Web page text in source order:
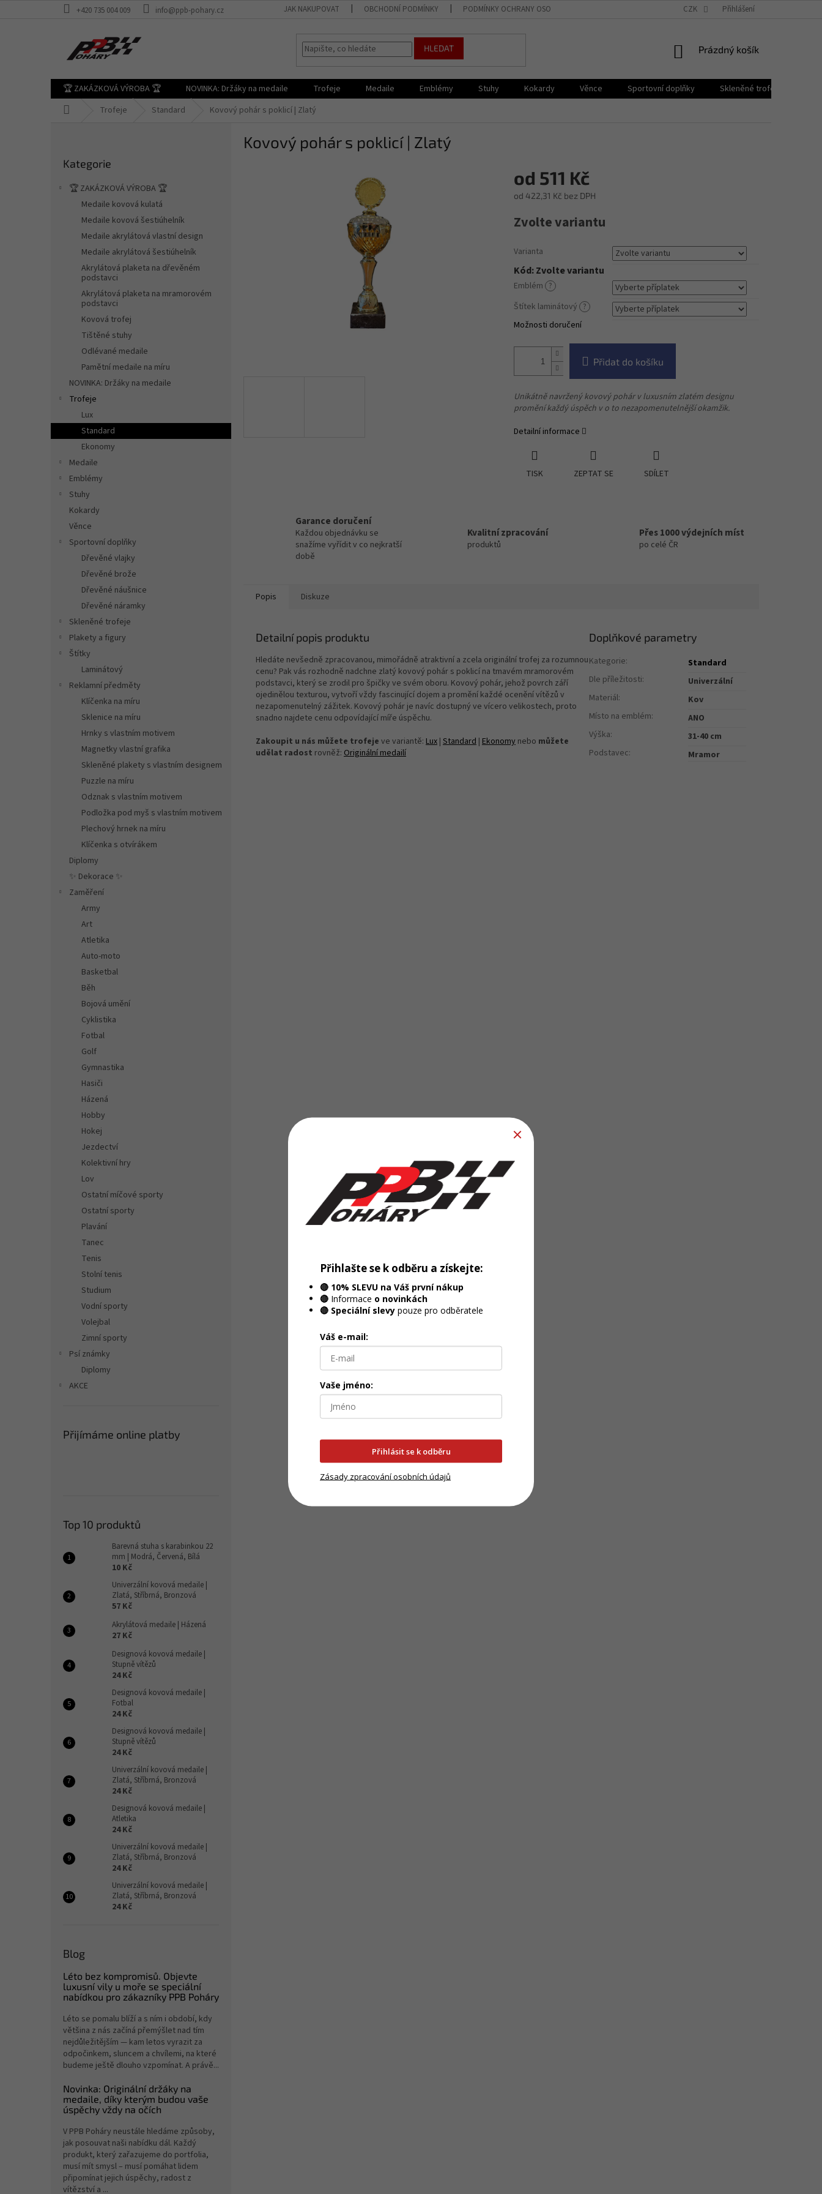
+420 735 004 009 info@ppb-pohary.cz JAK NAKUPOVAT OBCHODNÍ PODMÍNKY PODMÍNKY OCHRANY OSOBNÍCH ÚDAJŮ PROČ PPB POHÁRY?
CZK Přihlášení
HLEDAT
NÁKUPNÍ
Prázdný košík
🏆 ZAKÁZKOVÁ VÝROBA 🏆 NOVINKA: Držáky na medaile Trofeje Medaile Emblémy Stuhy Kokardy Věnce Sportovní doplňky Skleněné trofeje
Trofeje Standard Kovový pohár s poklicí | Zlatý
kategorie
Kategorie
🏆 ZAKÁZKOVÁ VÝROBA 🏆
Medaile kovová kulatá
Medaile kovová šestiúhelník
Medaile akrylátová vlastní design
Medaile akrylátová šestiúhelník
Akrylátová plaketa na dřevěném
podstavci
Akrylátová plaketa na mramorovém
podstavci
Kovová trofej
Tištěné stuhy
Odlévané medaile
Pamětní medaile na míru
NOVINKA: Držáky na medaile
Trofeje
Lux
Standard
Ekonomy
Medaile
Emblémy
Stuhy
Kokardy
Věnce
Sportovní doplňky
Dřevěné vlajky
Dřevěné brože
Dřevěné náušnice
Dřevěné náramky
Skleněné trofeje
Plakety a figury
Štítky
Laminátový
Reklamní předměty
Klíčenka na míru
Sklenice na míru
Hrnky s vlastním motivem
Magnetky vlastní grafika
Skleněné plakety s vlastním designem
Puzzle na míru
Odznak s vlastním motivem
Podložka pod myš s vlastním motivem
Plechový hrnek na míru
Klíčenka s otvírákem
Diplomy
✨ Dekorace ✨
Zaměření
Army
Art
Atletika
Auto-moto
Basketbal
Běh
Bojová umění
Cyklistika
Fotbal
Golf
Gymnastika
Hasiči
Házená
Hobby
Hokej
Jezdectví
Kolektivní hry
Lov
Ostatní míčové sporty
Ostatní sporty
Plavání
Tanec
Tenis
Stolní tenis
Studium
Vodní sporty
Volejbal
Zimní sporty
Psí známky
Diplomy
AKCE
Přijímáme online platby
Top 10 produktů
Barevná stuha s karabinkou 22
mm | Modrá, Červená, Bílá
10 Kč
Univerzální kovová medaile |
Zlatá, Stříbrná, Bronzová
57 Kč
Akrylátová medaile | Házená
27 Kč
Designová kovová medaile |
Stupně vítězů
24 Kč
Designová kovová medaile |
Fotbal
24 Kč
Designová kovová medaile |
Stupně vítězů
24 Kč
Univerzální kovová medaile |
Zlatá, Stříbrná, Bronzová
24 Kč
Designová kovová medaile |
Atletika
24 Kč
Univerzální kovová medaile |
Zlatá, Stříbrná, Bronzová
24 Kč
Univerzální kovová medaile |
Zlatá, Stříbrná, Bronzová
24 Kč
Blog
Léto bez kompromisů. Objevte
luxusní vily u moře se speciální
nabídkou pro zákazníky PPB Poháry
Léto se pomalu blíží a s ním i období, kdy
většina z nás začíná přemýšlet nad tím
nejdůležitějším — kam letos vyrazit za
odpočinkem, sluncem a chvílemi, na které
budeme ještě dlouho vzpomínat. A právě...
Novinka: Originální držáky na
medaile, díky kterým budou vaše
úspěchy vždy na očích
V PPB Poháry neustále hledáme způsoby,
jak posouvat naši nabídku dál. Každý
produkt, který zařazujeme do portfolia,
musí mít smysl – musí pomáhat lidem
připomínat jejich úspěchy, radost z
vítězství a ...
Kovový pohár s poklicí | Zlatý
od 511 Kč
od 422,31 Kč bez DPH
cena:
Zvolte variantu
Varianta
Kód: Zvolte variantu
Emblém ?
Štítek laminátový ?
Možnosti doručení
Přidat do košíku
Unikátně navržený kovový pohár v luxusním zlatém designu
promění každý úspěch v o to nezapomenutelnější okamžik.
Detailní informace
TISK ZEPTAT SE SDÍLET
Garance doručení
Každou objednávku se
snažíme vyřídit v co nejkratší
době
Kvalitní zpracování
produktů
Přes 1000 výdejních míst
po celé ČR
Popis Diskuze
Detailní popis produktu
Hledáte nevšedně zpracovanou, mimořádně atraktivní a zcela originální trofej za rozumnou
cenu? Pak vás rozhodně nadchne zlatý kovový pohár s poklicí na tmavém mramorovém
podstavci, který se zrodil pro špičky ve svém oboru. Kovový pohár, jehož povrch září
ojedinělou texturou, vytvoří vždy fascinující dojem a promění každé ocenění vítězů v
nezapomenutelný zážitek. Kovový pohár je navíc dostupný ve vícero velikostech, proto
snadno najdete cenu odpovídající míře úspěchu.
Zakoupit u nás můžete trofeje ve variantě: Lux | Standard | Ekonomy nebo můžete
udělat radost rovněž: Originální medailí
Doplňkové parametry
Kategorie:
Standard
Dle příležitosti:
Univerzální
Materiál:
Kov
Místo na emblém:
ANO
Výška:
31-40 cm
Podstavec: Mramor
Přihlašte se k odběru a získejte:
🔴 10% SLEVU na Váš první nákup
🔴 Informace o novinkách
🔴 Speciální slevy pouze pro odběratele
Váš e-mail:
Vaše jméno:
Přihlásit se k odběru
Zásady zpracování osobních údajů